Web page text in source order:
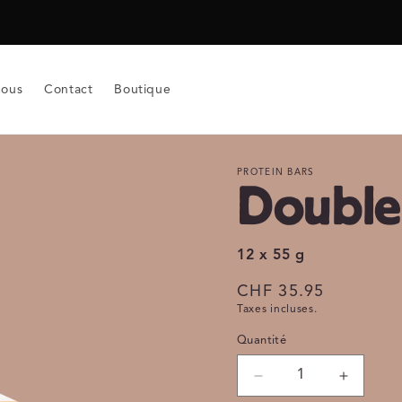
Contact Boutique
PROTEIN BARS
12 x 55 g
Prix
habituel
CHF 35.95
Taxes incluses.
Quantité
Quantité
Réduire